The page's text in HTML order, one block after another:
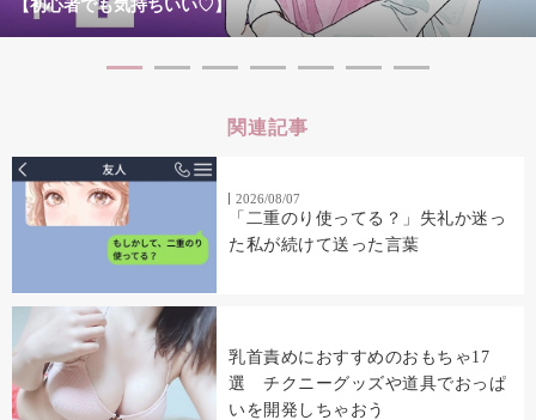
【初心者でも気持ちいい♡】
関連記事
2026/08/07
「二重のり使ってる？」失礼か迷っ
た私が続けて送った言葉
乳首責めにおすすめのおもちゃ17
選 チクニーグッズや道具でおっぱ
いを開発しちゃおう